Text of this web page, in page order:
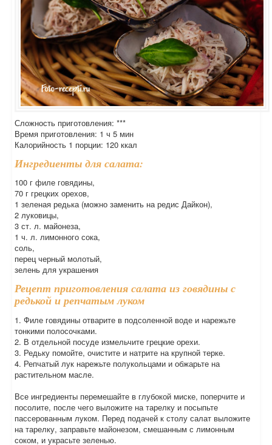
Сложность приготовления: ***
Время приготовления: 1 ч 5 мин
Калорийность 1 порции: 120 ккал
Ингредиенты для салата:
100 г филе говядины,
70 г грецких орехов,
1 зеленая редька (можно заменить на редис Дайкон),
2 луковицы,
3 ст. л. майонеза,
1 ч. л. лимонного сока,
соль,
перец черный молотый,
зелень для украшения
Рецепт приготовления салата из говядины с
редькой и репчатым луком
1. Филе говядины отварите в подсоленной воде и нарежьте
тонкими полосочками.
2. В отдельной посуде измельчите грецкие орехи.
3. Редьку помойте, очистите и натрите на крупной терке.
4. Репчатый лук нарежьте полукольцами и обжарьте на
растительном масле.
Все ингредиенты перемешайте в глубокой миске, поперчите и
посолите, после чего выложите на тарелку и посыпьте
пассерованным луком. Перед подачей к столу салат выложите
на тарелку, заправьте майонезом, смешанным с лимонным
соком, и украсьте зеленью.